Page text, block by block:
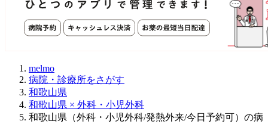
melmo
病院・診療所をさがす
和歌山県
和歌山県 × 外科・小児外科
和歌山県（外科・小児外科/発熱外来/今日予約可）の病